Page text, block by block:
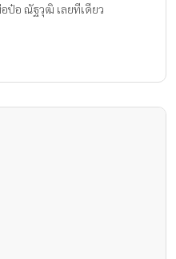
ป๋อ ณัฐวุฒิ เลยทีเดียว